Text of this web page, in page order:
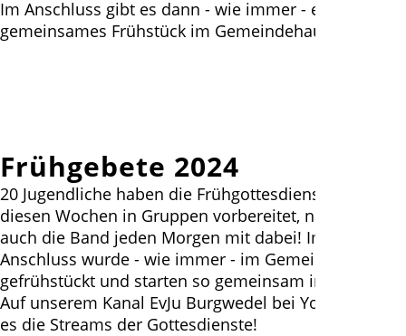
Im Anschluss gibt es dann - wie immer - ein
gemeinsames Frühstück im Gemeindehaus.
Frühgebete 2024
20 Jugendliche haben die Frühgottesdienste in
diesen Wochen in Gruppen vorbereitet, natürlich war
auch die Band jeden Morgen mit dabei! Im
Anschluss wurde - wie immer - im Gemeindehaus
gefrühstückt und starten so gemeinsam in den Tag!
Auf unserem Kanal EvJu Burgwedel bei YouTube gibt
es die Streams der Gottesdienste!